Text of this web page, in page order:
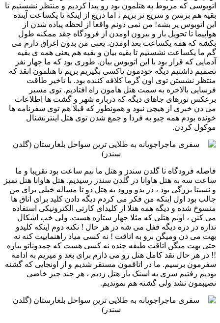
اتوبوسی که مربوط به هتلمون بود رو پیدا کردیم و منتظر نشستیم تا
بقیه هم برسن و سریع تر بریم ، اما دریغ از اینکه ‏تا یکساعت آینده
این اتوبوس پر بشه! من نمی دونم واقعا از لحظه پیاده شدن از
هواپیما تا تحویل بار و بیرون اومدن از ‏فرودگاه چقد ممکنه طول
بکشه که همه یکساعت بعد اومدن. یعنی من بدون اغراق دارم می
گم ما یکساعت نشستیم تا بقیه بیان ‏و بقیه هم یعنی همه ی بقیه
آدمایی که قرار بود با این اتوبوس بیان. طوری بود که ما چهار نفر
تصمیم داشتیم دیگه خودمون ‏تاکسی بگیریم بریم تا هتلمون انقد که
منتظر نشستن توی اون گرما کلافه کننده بود. با تاخیر طاقت
فرسایی بالاخره به سمت ‏هتل هامون راه افتادیم. توی مسیر
برعکس تورهای جاهای دیگه که درباره شهر و گشت ها اطلاعات
می دن خبری از ‏هیچی نبود و همونطور که قبلا هم توی سفرنامه ها
خونده بودم همه چیو به فردا و جمع شدن توی هتل اینترنشنال
موکول ‏کردن.‏‏
‏فاصله فرودگاه تا گلدن سندز و هتل ما نیم ساعت بود تقریبا و ما
ساعت سه به هتل هاوانا در گلدن سندز رسیدیم. هتل هاوانا ‏هتل تمیز
و نسبتا بزرگی بود ، در بدو ورود به هتل دو تا مساله خیلی برای من
جالب بود اول اینکه من فکر می کردم دیگه ‏دادن کلید برای اتاق ها
منسوخ شده و دیگه همه هتلا از کلیدای کارتی الکترونیکی استفاده
می کنن ، اونم هتلی که مثلا چهار ‏ستاره هست. ولی خب اشکال
نداره در دره دیگه قفل می شه در هر حال ! نکته دوم اینکه کلیدو
بهت می دن ومیگن برو به ‏اتاقت ! نه کسی میاد راهنماییت کنه نه
حتی بهت میگن اتاقت طبقه چنده نه کسی هست که چمدوناتو بیاره
!! در هر حال نقد ‏کامل هتل رو می ذارم برای بعد و میریم به ادامه
سفرمون برسیم. ما در اتاقمون مستقر شدیم و از اونجایی که گشنه
بودیم ‏رفتیم سری به اسنک بار هتل زدیم ، هر چند چیز خاصی
نصیبمون نشد ولی گشنه هم نموندیم. ‏